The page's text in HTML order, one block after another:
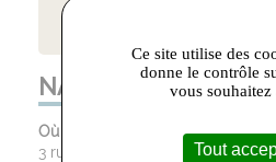
NATHALIE PELLET
Où trouver le magasin :
3 rue Victor Hugo, Castres
Ce site utilise des
donne le contrôle
vous souhaitez
Tout